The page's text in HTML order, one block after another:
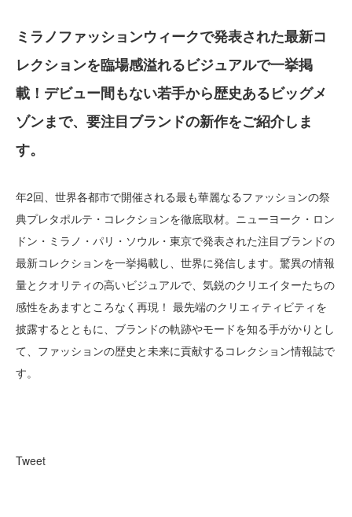
ミラノファッションウィークで発表された最新コ
レクションを臨場感溢れるビジュアルで一挙掲
載！デビュー間もない若手から歴史あるビッグメ
ゾンまで、要注目ブランドの新作をご紹介しま
す。
年2回、世界各都市で開催される最も華麗なるファッションの祭
典プレタポルテ・コレクションを徹底取材。ニューヨーク・ロン
ドン・ミラノ・パリ・ソウル・東京で発表された注目ブランドの
最新コレクションを一挙掲載し、世界に発信します。驚異の情報
量とクオリティの高いビジュアルで、気鋭のクリエイターたちの
感性をあますところなく再現！ 最先端のクリエィティビティを
披露するとともに、ブランドの軌跡やモードを知る手がかりとし
て、ファッションの歴史と未来に貢献するコレクション情報誌で
す。
Tweet